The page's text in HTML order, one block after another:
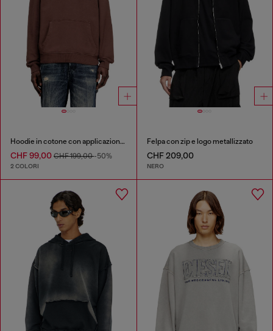
Hoodie in cotone con applicazione a D
CHF 99,00 CHF 199,00-50%
2 COLORI
Felpa con zip e logo metallizzato
CHF 209,00
NERO